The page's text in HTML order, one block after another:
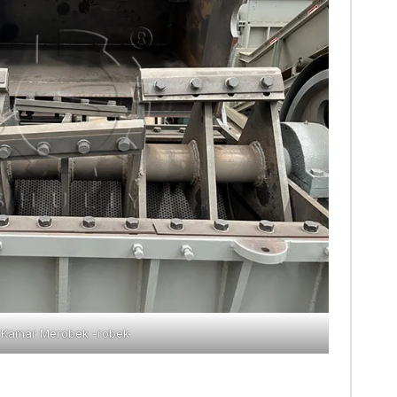
Kamar Merobek -robek